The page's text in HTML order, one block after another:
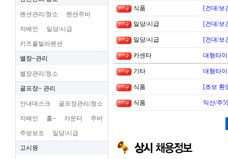
펜션관리/청소 펜션주바
지배인 일당/시급
키즈풀빌라펜션
별장~관리
별장관리/청소
골프장~ 관리
안내데스크 골프장관리/청소
지배인 홀~ 카운터 주바
주방보조 일당/시급
고시원
식품 [건대/보
일당/시급 [건대/보
일당/시급 [건대/보
카센타 대형타
기타 대형타
식품 [초보 환
식품 익산/주